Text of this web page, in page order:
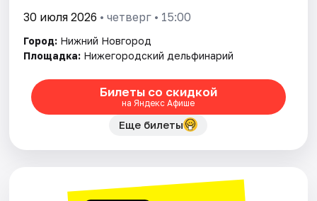
30 июля 2026 • четверг • 15:00
Город: Нижний Новгород
Площадка: Нижегородский дельфинарий
Билеты со скидкой
на Яндекс Афише
Еще билеты